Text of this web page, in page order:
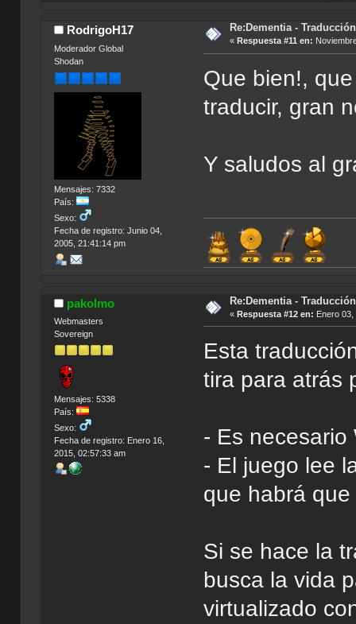
RodrigoH17
Moderador Global
Shodan
Mensajes: 7332
País:
Sexo:
Fecha de registro: Junio 04,
2005, 21:41:14 pm
Re:Dementia -
« Respuesta #11 en:
Que bien!,
traducir, gran
Y saludos al
pakolmo
Webmasters
Sovereign
Mensajes: 5338
País:
Sexo:
Fecha de registro: Enero 16,
2015, 02:57:33 am
Re:Dementia -
« Respuesta #12 en: Enero
Esta
tira para atrás
- Es necesario
- El juego lee
que habrá
Si se hace la
busca la vida
virtualizado